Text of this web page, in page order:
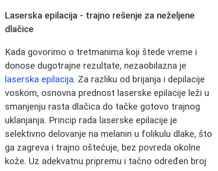
Laserska epilacija - trajno rešenje za neželjene
dlačice
Kada govorimo o tretmanima koji štede vreme i
donose dugotrajne rezultate, nezaobilazna je
laserska epilacija. Za razliku od brijanja i depilacije
voskom, osnovna prednost laserske epilacije leži u
smanjenju rasta dlačica do tačke gotovo trajnog
uklanjanja. Princip rada laserske epilacije je
selektivno delovanje na melanin u folikulu dlake, što
ga zagreva i trajno oštećuje, bez povreda okolne
kože. Uz adekvatnu pripremu i tačno određen broj